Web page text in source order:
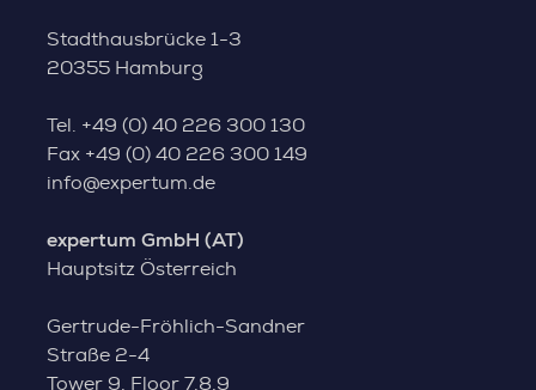
Stadthausbrücke 1-3
20355 Hamburg
Tel. +49 (0) 40 226 300 130
Fax +49 (0) 40 226 300 149
info@expertum.de
expertum GmbH (AT)
Hauptsitz Österreich
Gertrude-Fröhlich-Sandner
Straße 2-4
Tower 9, Floor 7,8,9